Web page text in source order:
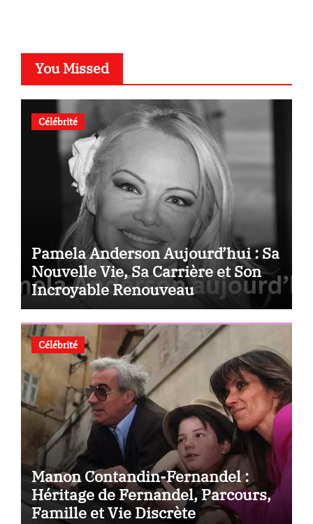
You Missed
Célébrité
Pamela Anderson Aujourd’hui : Sa
Nouvelle Vie, Sa Carrière et Son
Incroyable Renouveau
Célébrité
Manon Contandin-Fernandel :
Héritage de Fernandel, Parcours,
Famille et Vie Discrète